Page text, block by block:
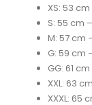
XS: 53
S: 55 cm
M: 57 cm
G: 59 cm
GG: 61
XXL: 63
XXXL: 65